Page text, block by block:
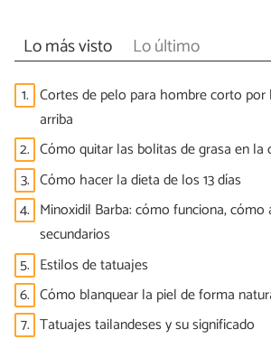
Lo más visto Lo último
1. Cortes de pelo para hombre corto
arriba
2. Cómo quitar las bolitas de grasa en la
3. Cómo hacer la dieta de los 13 días
4. Minoxidil Barba: cómo funciona,
secundarios
5. Estilos de tatuajes
6. Cómo blanquear la piel de forma
7. Tatuajes tailandeses y su significado